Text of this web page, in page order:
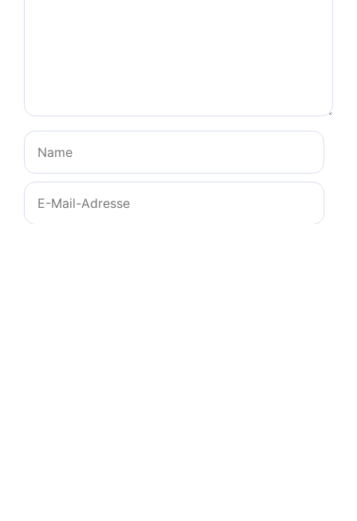
Name
E-
Mail-